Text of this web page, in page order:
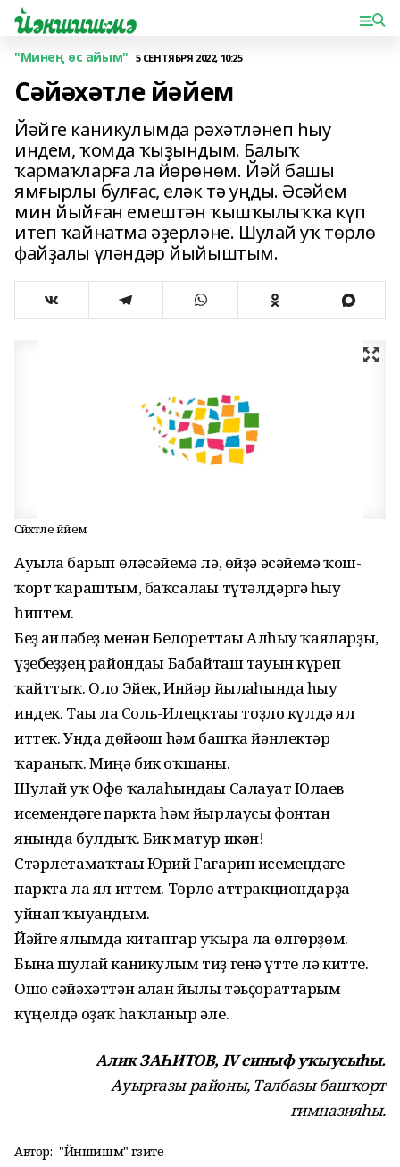
"Минең өс айым" 5 СЕНТЯБРЯ 2022, 10:25
Сәйәхәтле йәйем
Йәйге каникулымда рәхәтләнеп һыу
индем, ҡомда ҡыҙындым. Балыҡ
ҡармаҡларға ла йөрөнөм. Йәй башы
ямғырлы булғас, еләк тә уңды. Әсәйем
мин йый­ған емештән ҡышҡылыҡҡа күп
итеп ҡайнатма әҙерләне. Шулай уҡ төрлө
фай­ҙалы үләндәр йыйыштым.
Сәйәхәтле йәйем
Ауылға барып өләсәйемә лә, өйҙә әсәйемә ҡош-
ҡорт ҡараштым, баҡсалағы түтәлдәргә һыу
һиптем.
Беҙ ғаиләбеҙ менән Белореттағы Алһыу ҡаяларҙы,
үҙебеҙ­ҙең райондағы Бабайташ тауын күреп
ҡайттыҡ. Оло Эйек, Инйәр йылғаһында һыу
индек. Тағы ла Соль-Илецктағы тоҙло күлдә ял
иттек. Унда дөйәғош һәм башҡа йәнлектәр
ҡараныҡ. Миңә бик оҡшаны.
Шулай уҡ Өфө ҡалаһындағы Салауат Юлаев
исемендәге паркта һәм йырлаусы фонтан
янында булдыҡ. Бик матур икән!
Стәрлетамаҡтағы Юрий Гагарин исемендәге
паркта ла ял иттем. Төрлө аттракциондарҙа
уйнап ҡыуандым.
Йәйге ялымда китаптар уҡырға ла өлгөрҙөм.
Бына шулай каникулым тиҙ генә үтте лә китте.
Ошо сәйәхәттән алған йылы тәьҫораттарым
күңелдә оҙаҡ һаҡланыр әле.
Алик ЗАҺИТОВ, IV синыф уҡыусыһы.
Ауырғазы районы, Талбазы башҡорт
гимназияһы.
Автор: "Йәншишмә" гәзите